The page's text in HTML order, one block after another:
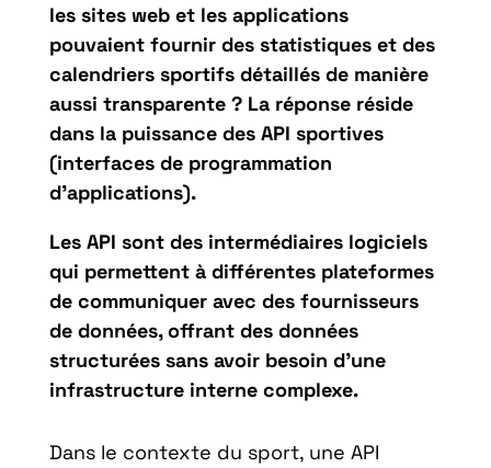
les sites web et les applications
pouvaient fournir des statistiques et des
calendriers sportifs détaillés de manière
aussi transparente ? La réponse réside
dans la puissance des API sportives
(interfaces de programmation
d’applications).
Les API sont des intermédiaires logiciels
qui permettent à différentes plateformes
de communiquer avec des fournisseurs
de données, offrant des données
structurées sans avoir besoin d’une
infrastructure interne complexe.
Dans le contexte du sport, une API